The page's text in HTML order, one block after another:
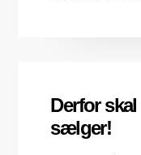
Derfor
sælger!